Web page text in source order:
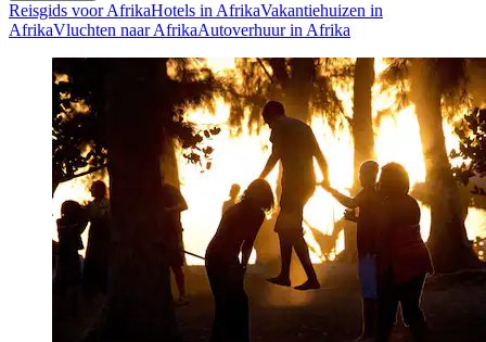
Reisgids voor AfrikaHotels in AfrikaVakantiehuizen in
AfrikaVluchten naar AfrikaAutoverhuur in Afrika